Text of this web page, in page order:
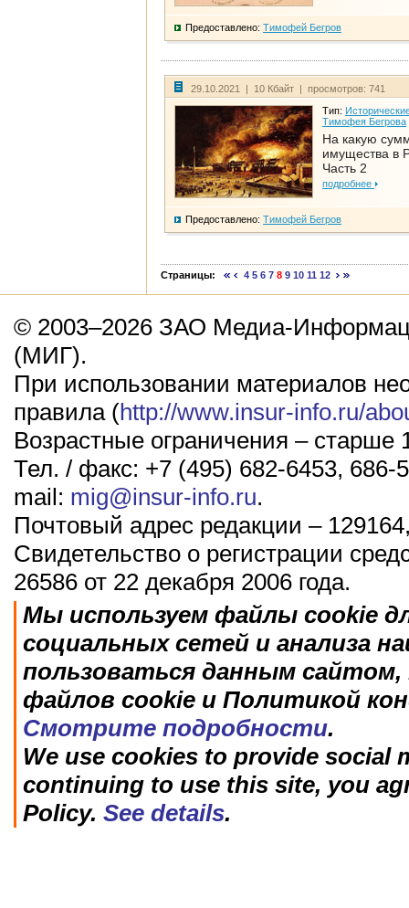
Предоставлено: Тимофей Бегров
29.10.2021 | 10 Кбайт | просмотров: 741
Тип:
Тимофея Бегрова
На какую
имущества в
Часть 2
подробнее
Предоставлено: Тимофей Бегров
Страницы: 4 5 6 7 8 9 10 11 12
© 2003–2026 ЗАО Медиа-
(МИГ).
При использовании материалов
правила (http://www.insur-info.ru/
Возрастные ограничения – старше
Тел. / факс: +7 (495) 682-6453, 686-
mail: mig@insur-info.ru.
Почтовый адрес редакции –
Свидетельство о регистрации
26586 от 22 декабря 2006 года.
Мы используем файлы cookie
социальных сетей и анализа
пользоваться данным
файлов cookie и Политикой
Смотрите подробности.
We use cookies to provide social
continuing to use this site, you
Policy. See details.